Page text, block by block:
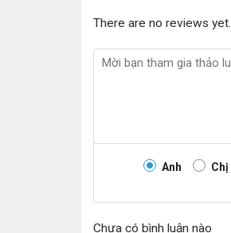
There are no reviews yet.
Anh Chị
Chưa có bình luận nào